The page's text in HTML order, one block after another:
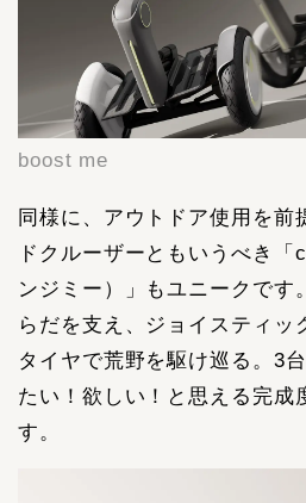
boost me
同様に、アウトドア使用を前
ドクルーザーともいうべき
ンジミー）」もユニークです
らだを支え、ジョイスティッ
タイヤで荒野を駆け巡る。3
たい！欲しい！と思える完成
す。